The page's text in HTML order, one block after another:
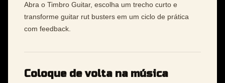
Abra o Timbro Guitar, escolha um trecho curto e
transforme guitar rut busters em um ciclo de prática
com feedback.
Coloque de volta na música